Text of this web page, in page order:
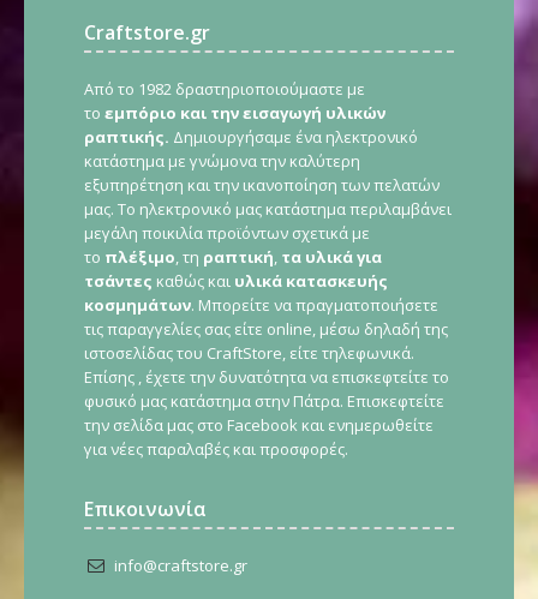
Craftstore.gr
Από το 1982 δραστηριοποιούμαστε με
το εμπόριο και την εισαγωγή υλικών
ραπτικής. Δημιουργήσαμε ένα ηλεκτρονικό
κατάστημα με γνώμονα την καλύτερη
εξυπηρέτηση και την ικανοποίηση των πελατών
μας. Το ηλεκτρονικό μας κατάστημα περιλαμβάνει
μεγάλη ποικιλία προϊόντων σχετικά με
το πλέξιμο, τη ραπτική, τα υλικά για
τσάντες καθώς και υλικά κατασκευής
κοσμημάτων. Μπορείτε να πραγματοποιήσετε
τις παραγγελίες σας είτε online, μέσω δηλαδή της
ιστοσελίδας του CraftStore, είτε τηλεφωνικά.
Επίσης , έχετε την δυνατότητα να επισκεφτείτε το
φυσικό μας κατάστημα στην Πάτρα. Επισκεφτείτε
την σελίδα μας στο Facebook και ενημερωθείτε
για νέες παραλαβές και προσφορές.
Επικοινωνία
info@craftstore.gr